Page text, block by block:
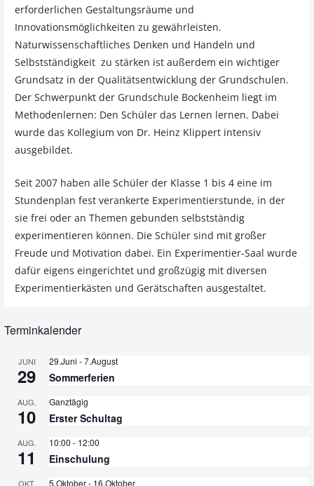
erforderlichen Gestaltungsräume und
Innovationsmöglichkeiten zu gewährleisten.
Naturwissenschaftliches Denken und Handeln und
Selbstständigkeit zu stärken ist außerdem ein wichtiger
Grundsatz in der Qualitätsentwicklung der Grundschulen.
Der Schwerpunkt der Grundschule Bockenheim liegt im
Methodenlernen: Den Schüler das Lernen lernen. Dabei
wurde das Kollegium von Dr. Heinz Klippert intensiv
ausgebildet.
Seit 2007 haben alle Schüler der Klasse 1 bis 4 eine im
Stundenplan fest verankerte Experimentierstunde, in der
sie frei oder an Themen gebunden selbstständig
experimentieren können. Die Schüler sind mit großer
Freude und Motivation dabei. Ein Experimentier-Saal wurde
dafür eigens eingerichtet und großzügig mit diversen
Experimentierkästen und Gerätschaften ausgestaltet.
Terminkalender
JUNI
29
29.Juni -7.August
Sommerferien
AUG.
10
Ganztägig
Erster Schultag
AUG.
11
10:00 - 12:00
Einschulung
OKT. 5.Oktober- 16.Oktober